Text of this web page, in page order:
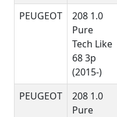
PEUGEOT
208 1.0
Pure
Tech Like
68 3p
(2015-)
PEUGEOT
208 1.0
Pure